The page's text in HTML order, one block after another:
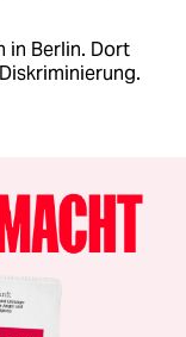
in Berlin. Dort